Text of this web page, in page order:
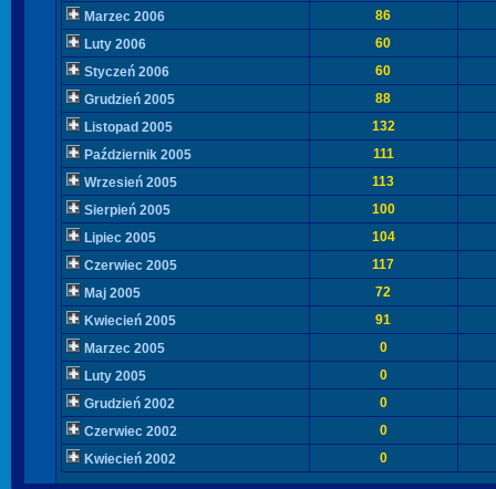
Marzec 2006
86
Luty 2006
60
Styczeń 2006
60
Grudzień 2005
88
Listopad 2005
132
Październik 2005
111
Wrzesień 2005
113
Sierpień 2005
100
Lipiec 2005
104
Czerwiec 2005
117
Maj 2005
72
Kwiecień 2005
91
Marzec 2005
0
Luty 2005
0
Grudzień 2002
0
Czerwiec 2002
0
Kwiecień 2002
0